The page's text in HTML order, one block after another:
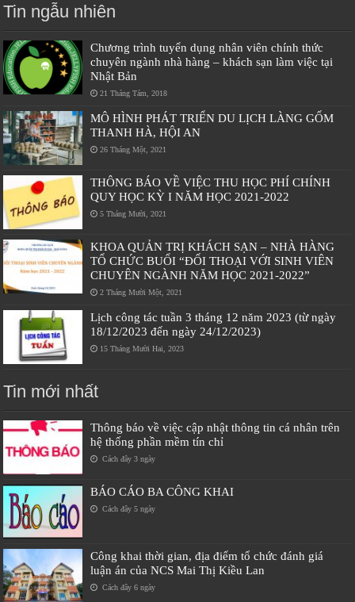
Tin ngẫu nhiên
Chương trình tuyển dụng nhân viên chính thức
chuyên ngành nhà hàng – khách sạn làm việc tại
Nhật Bản
21 Tháng Tám, 2018
MÔ HÌNH PHÁT TRIỂN DU LỊCH LÀNG GỐM
THANH HÀ, HỘI AN
26 Tháng Một, 2021
THÔNG BÁO VỀ VIỆC THU HỌC PHÍ CHÍNH
QUY HỌC KỲ I NĂM HỌC 2021-2022
5 Tháng Mười, 2021
KHOA QUẢN TRỊ KHÁCH SẠN – NHÀ HÀNG
TỔ CHỨC BUỔI “ĐỐI THOẠI VỚI SINH VIÊN
CHUYÊN NGÀNH NĂM HỌC 2021-2022”
2 Tháng Mười Một, 2021
Lịch công tác tuần 3 tháng 12 năm 2023 (từ ngày
18/12/2023 đến ngày 24/12/2023)
15 Tháng Mười Hai, 2023
Tin mới nhất
Thông báo về việc cập nhật thông tin cá nhân trên
hệ thống phần mềm tín chỉ
Cách đây 3 ngày
BÁO CÁO BA CÔNG KHAI
Cách đây 5 ngày
Công khai thời gian, địa điểm tổ chức đánh giá
luận án của NCS Mai Thị Kiều Lan
Cách đây 6 ngày